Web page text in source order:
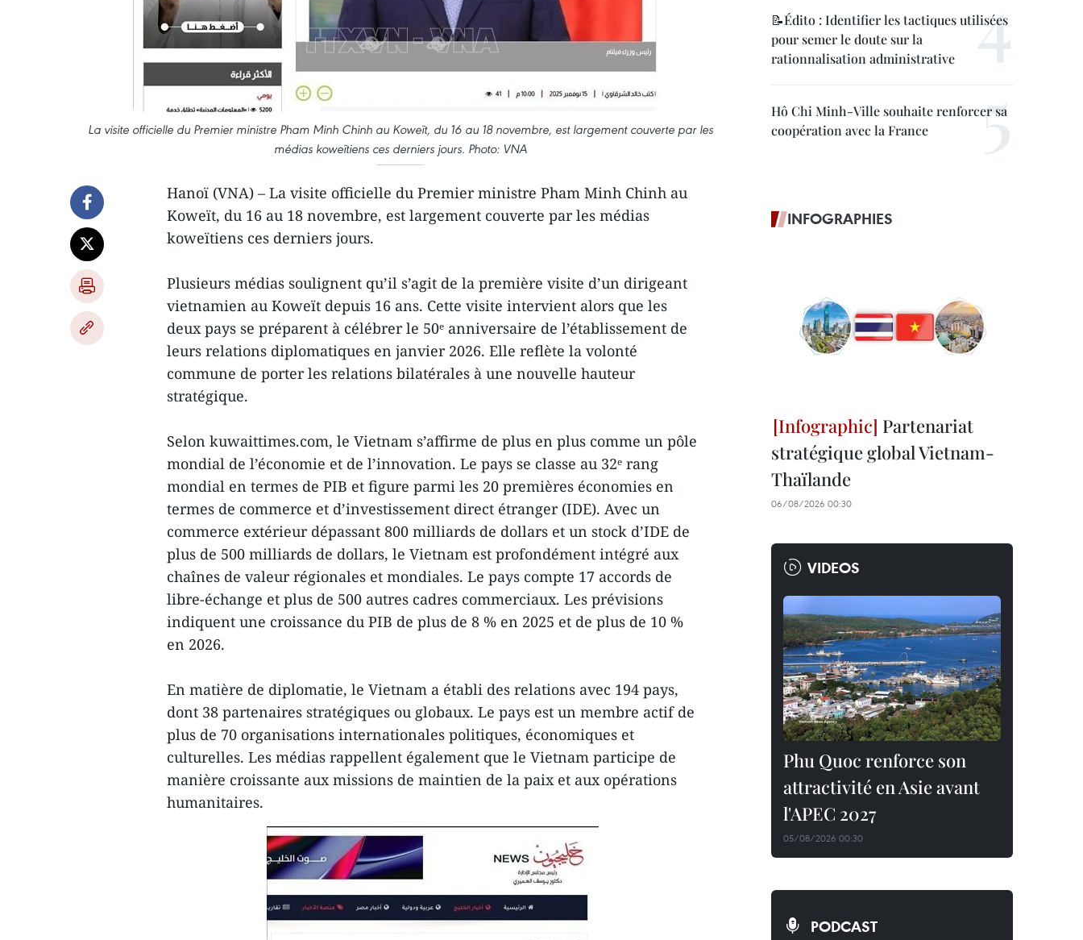
La visite officielle du Premier ministre Pham Minh Chinh au Koweït, du 16 au 18 novembre, est largement couverte par les
médias koweïtiens ces derniers jours. Photo: VNA
Hanoï (VNA) – La visite officielle du Premier ministre Pham Minh Chinh au
Koweït, du 16 au 18 novembre, est largement couverte par les médias
koweïtiens ces derniers jours.
Plusieurs médias soulignent qu’il s’agit de la première visite d’un dirigeant
vietnamien au Koweït depuis 16 ans. Cette visite intervient alors que les
deux pays se préparent à célébrer le 50ᵉ anniversaire de l’établissement de
leurs relations diplomatiques en janvier 2026. Elle reflète la volonté
commune de porter les relations bilatérales à une nouvelle hauteur
stratégique.
Selon kuwaittimes.com, le Vietnam s’affirme de plus en plus comme un pôle
mondial de l’économie et de l’innovation. Le pays se classe au 32ᵉ rang
mondial en termes de PIB et figure parmi les 20 premières économies en
termes de commerce et d’investissement direct étranger (IDE). Avec un
commerce extérieur dépassant 800 milliards de dollars et un stock d’IDE de
plus de 500 milliards de dollars, le Vietnam est profondément intégré aux
chaînes de valeur régionales et mondiales. Le pays compte 17 accords de
libre-échange et plus de 500 autres cadres commerciaux. Les prévisions
indiquent une croissance du PIB de plus de 8 % en 2025 et de plus de 10 %
en 2026.
En matière de diplomatie, le Vietnam a établi des relations avec 194 pays,
dont 38 partenaires stratégiques ou globaux. Le pays est un membre actif de
plus de 70 organisations internationales politiques, économiques et
culturelles. Les médias rappellent également que le Vietnam participe de
manière croissante aux missions de maintien de la paix et aux opérations
humanitaires.
📝Édito : Identifier les tactiques utilisées
pour semer le doute sur la
rationnalisation administrative
Hô Chi Minh-Ville souhaite renforcer sa
coopération avec la France
INFOGRAPHIES
Partenariat
stratégique global Vietnam-
Thaïlande
06/08/2026 00:30
VIDEOS
Phu Quoc renforce son
attractivité en Asie avant
l'APEC 2027
05/08/2026 00:30
PODCAST